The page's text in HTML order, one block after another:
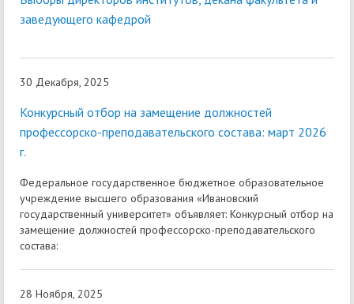
заведующего кафедрой
30 Декабря, 2025
Конкурсный отбор на замещение должностей
профессорско-преподавательского состава: март 2026
г.
Федеральное государственное бюджетное образовательное
учреждение высшего образования «Ивановский
государственный университет» объявляет: Конкурсный отбор на
замещение должностей профессорско-преподавательского
состава:
28 Ноября, 2025